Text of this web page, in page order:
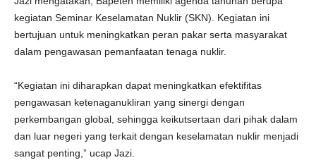
kegiatan Seminar Keselamatan Nuklir (SKN). Kegiatan ini
bertujuan untuk meningkatkan peran pakar serta masyarakat
dalam pengawasan pemanfaatan tenaga nuklir.
“Kegiatan ini diharapkan dapat meningkatkan efektifitas
pengawasan ketenaganukliran yang sinergi dengan
perkembangan global, sehingga keikutsertaan dari pihak dalam
dan luar negeri yang terkait dengan keselamatan nuklir menjadi
sangat penting,” ucap Jazi.